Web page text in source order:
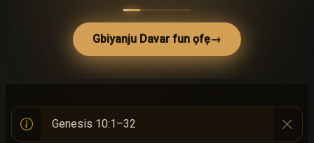
Gbiyanju Davar fun ọfẹ→